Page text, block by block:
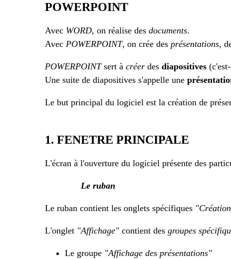
POWERPOINT
Avec WORD, on réalise des documents.
Avec POWERPOINT, on crée des présentations,
POWERPOINTsert à créer des diapositives
Une suite de diapositives s'appelle une
Le but principal du logiciel est la création de
1. FENETRE PRINCIPALE
L'écran à l'ouverture du logiciel présente des
Le ruban
Le ruban contient les onglets spécifiques
L'onglet "Affichage" contient des groupes
Le groupe "Affichage des présentations"